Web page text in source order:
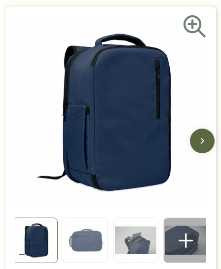
Schrijfwaren
Duurzame keuzes
Made in Europe
Recycled
Bestsellers